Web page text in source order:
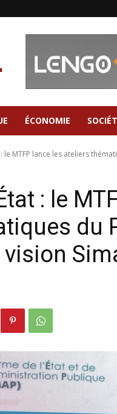
ÉCONOMIE
le MTFP lance les ateliers
: le
du